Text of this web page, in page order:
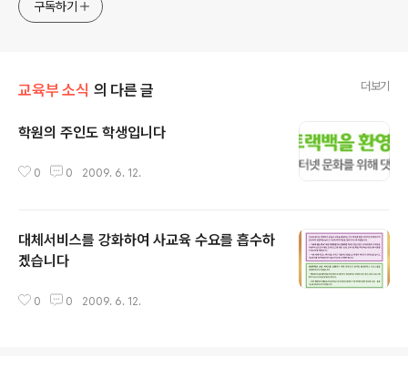
구독하기
교육부 소식 의 다른 글 더보기
학원의 주인도 학생입니다
0 0 2009. 6. 12.
대체서비스를 강화하여 사교육 수요를 흡수하
겠습니다
0 0 2009. 6. 12.